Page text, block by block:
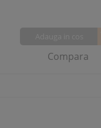
Compara